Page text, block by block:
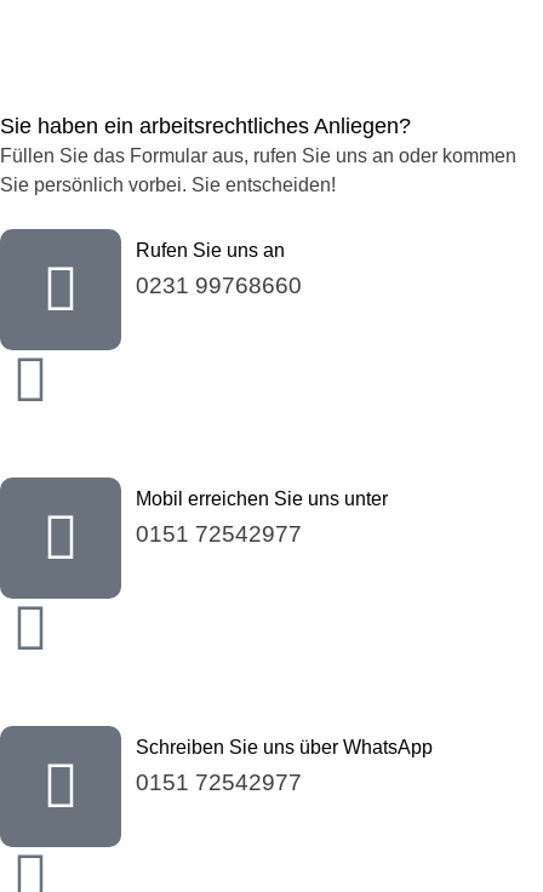
Sie haben ein arbeitsrechtliches Anliegen?
Füllen Sie das Formular aus, rufen Sie uns an oder kommen
Sie persönlich vorbei. Sie entscheiden!
Rufen Sie uns an
0231 99768660
Mobil erreichen Sie uns unter
0151 72542977
Schreiben Sie uns über WhatsApp
0151 72542977